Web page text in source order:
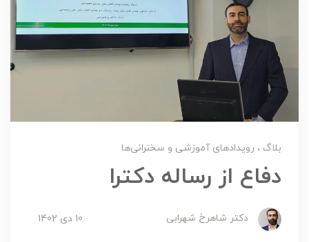
بلاگ رویدادهای آموزشی و سخنرانی‌ها
دفاع از رساله دکترا
دکتر شاهرخ شهرابی 10 دی 1402